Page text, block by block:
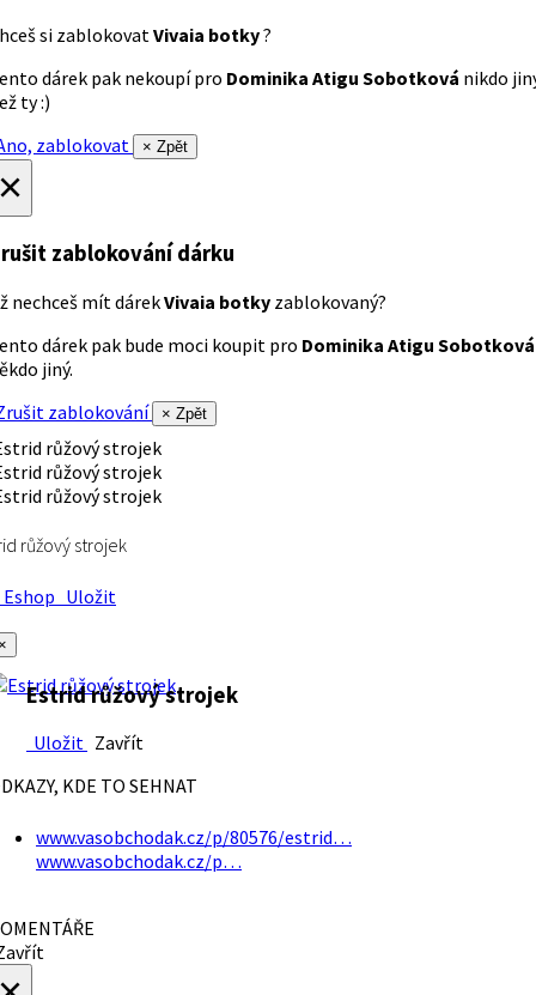
si zablokovatVivaia botky?
dárek pak nekoupí pro Dominika Atigu Sobotková nikdo
ty :)
zablokovat
× Zpět
zablokování dárku
nechceš mít dárekVivaia botky zablokovaný?
dárek pak bude moci koupit pro Dominika Atigu Sobotková
jiný.
zablokování
× Zpět
růžový strojek
Uložit
Estrid růžový strojek
Uložit Zavřít
KDE TO SEHNAT
www.vasobchodak.cz/p/80576/estrid…
www.vasobchodak.cz/p…